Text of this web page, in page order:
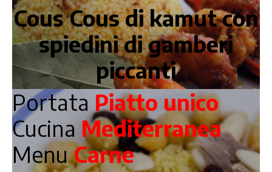
Cous Cous di kamut con
spiedini di gamberi
piccanti
Portata Piatto unico
CucinaMediterranea
MenuCarne